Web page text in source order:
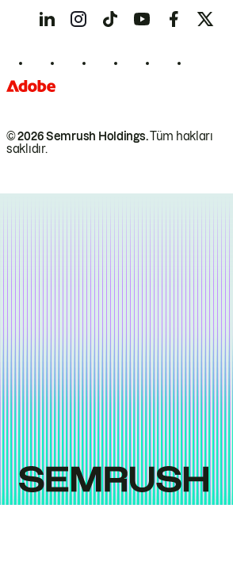
© 2026 Semrush Holdings.Tüm hakları
saklıdır.